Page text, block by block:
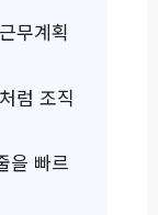
무계획
럼 조직
을 빠르